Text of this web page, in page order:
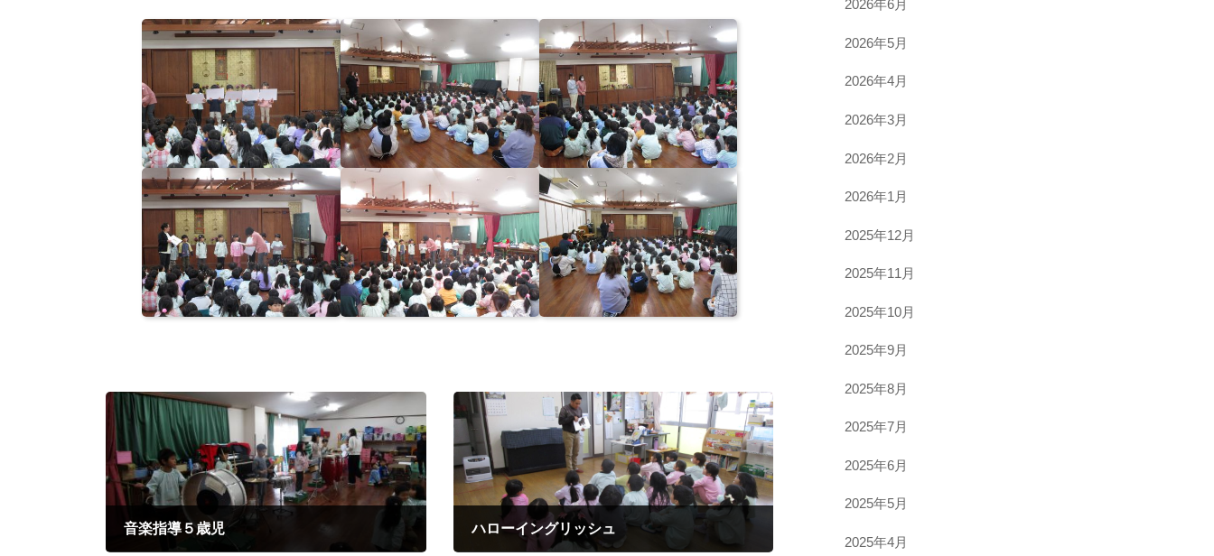
音楽指導５歳児 ハローイングリッシュ
2026年6月
2026年5月
2026年4月
2026年3月
2026年2月
2026年1月
2025年12月
2025年11月
2025年10月
2025年9月
2025年8月
2025年7月
2025年6月
2025年5月
2025年4月